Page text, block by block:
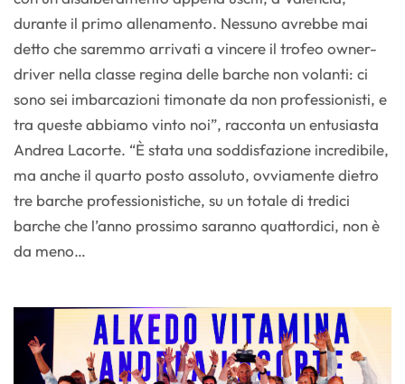
durante il primo allenamento. Nessuno avrebbe mai
detto che saremmo arrivati a vincere il trofeo owner-
driver nella classe regina delle barche non volanti: ci
sono sei imbarcazioni timonate da non professionisti, e
tra queste abbiamo vinto noi”, racconta un entusiasta
Andrea Lacorte. “È stata una soddisfazione incredibile,
ma anche il quarto posto assoluto, ovviamente dietro
tre barche professionistiche, su un totale di tredici
barche che l’anno prossimo saranno quattordici, non è
da meno…